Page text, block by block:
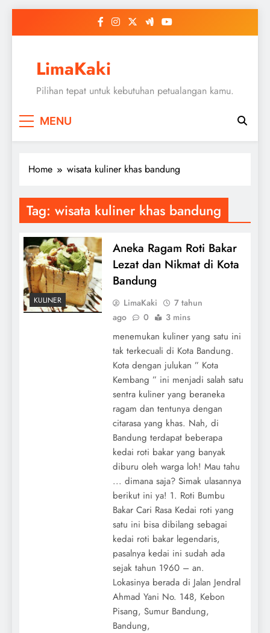
LimaKaki
Pilihan tepat untuk kebutuhan petualangan kamu.
MENU
Home wisata kuliner khas bandung
Tag: wisata kuliner khas bandung
KULINER
Aneka Ragam Roti Bakar
Lezat dan Nikmat di Kota
Bandung
LimaKaki
7 tahun
ago
0 3 mins
menemukan kuliner yang satu ini
tak terkecuali di Kota Bandung.
Kota dengan julukan ” Kota
Kembang ” ini menjadi salah satu
sentra kuliner yang beraneka
ragam dan tentunya dengan
citarasa yang khas. Nah, di
Bandung terdapat beberapa
kedai roti bakar yang banyak
diburu oleh warga loh! Mau tahu
... dimana saja? Simak ulasannya
berikut ini ya! 1. Roti Bumbu
Bakar Cari Rasa Kedai roti yang
satu ini bisa dibilang sebagai
kedai roti bakar legendaris,
pasalnya kedai ini sudah ada
sejak tahun 1960 – an.
Lokasinya berada di Jalan Jendral
Ahmad Yani No. 148, Kebon
Pisang, Sumur Bandung,
Bandung,